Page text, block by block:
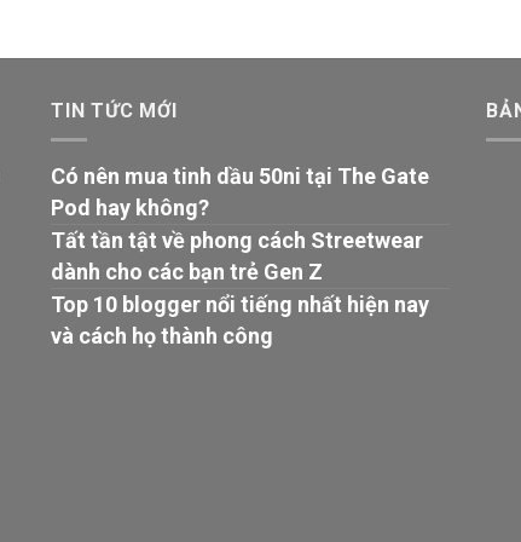
TIN TỨC MỚI
Có nên mua tinh dầu 50ni tại The Gate
Pod hay không?
Tất tần tật về phong cách Streetwear
dành cho các bạn trẻ Gen Z
Top 10 blogger nổi tiếng nhất hiện nay
và cách họ thành công